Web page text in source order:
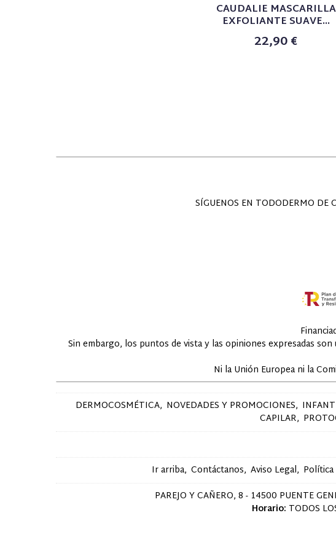
CAUDALIE MASCARILLA
EXFOLIANTE SUAVE...
22,90 €
SÍGUENOS EN TODODERMO DE
Sin embargo, los puntos de vista y las opiniones expresadas
Ni la Unión Europea ni la
DERMOCOSMÉTICA NOVEDADES Y PROMOCIONES
CAPILAR
Ir arriba Contáctanos Aviso Legal Política
PAREJO Y CAÑERO, 8 - 14500 PUENTE
Horario: TODOS